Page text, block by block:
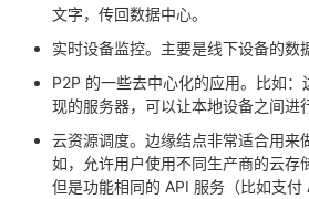
文字，传回数据中心。
实时设备监控。主要是线下设备的数
P2P 的一些去中心化的应用。比如
现的服务器，可以让本地设备之间进
云资源调度。边缘结点非常适合用来
如，允许用户使用不同生产商的云存
但是功能相同的 API 服务（比如支